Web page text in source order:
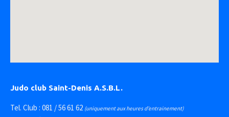
Judo club Saint-Denis A.S.B.L.
Tel. Club : 081 / 56 61 62 (uniquement aux heures d’entrainement)